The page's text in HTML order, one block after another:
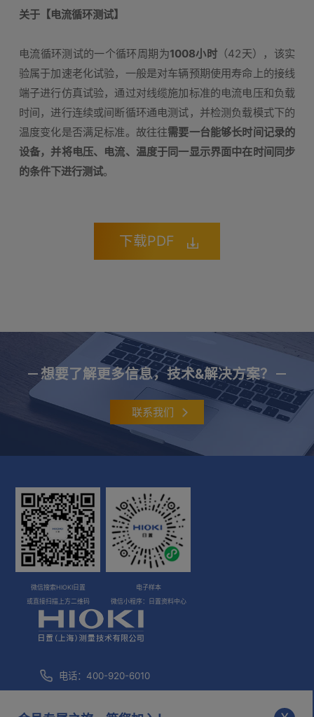
关于【电流循环测试】
电流循环测试的一个循环周期为1008小时（42天），该实
验属于加速老化试验，一般是对车辆预期使用寿命上的接线
端子进行仿真试验，通过对线缆施加标准的电流电压和负载
时间，进行连续或间断循环通电测试，并检测负载模式下的
温度变化是否满足标准。故往往需要一台能够长时间记录的
设备，并将电压、电流、温度于同一显示界面中在时间同步
的条件下进行测试。
下载PDF
想要了解更多信息，技术&解决方案？
联系我们
微信搜索HIOKI日置
或直接扫描上方二维码
电子样本
微信小程序：日置资料中心
电话：400-920-6010